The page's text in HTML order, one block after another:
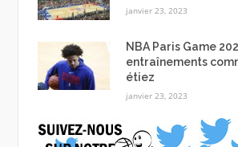
janvier 23, 2023
NBA Paris Game
entraînements
étiez
janvier 23, 2023